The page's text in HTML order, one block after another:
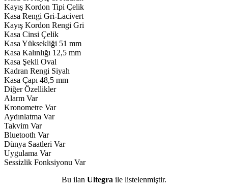
Kayış Kordon Tipi Çelik
Kasa Rengi Gri-Lacivert
Kayış Kordon Rengi Gri
Kasa Cinsi Çelik
Kasa Yüksekliği 51 mm
Kasa Kalınlığı 12,5 mm
Kasa Şekli Oval
Kadran Rengi Siyah
Kasa Çapı 48,5 mm
Diğer Özellikler
Alarm Var
Kronometre Var
Aydınlatma Var
Takvim Var
Bluetooth Var
Dünya Saatleri Var
Uygulama Var
Sessizlik Fonksiyonu Var
Bu ilan Ultegra ile listelenmiştir.